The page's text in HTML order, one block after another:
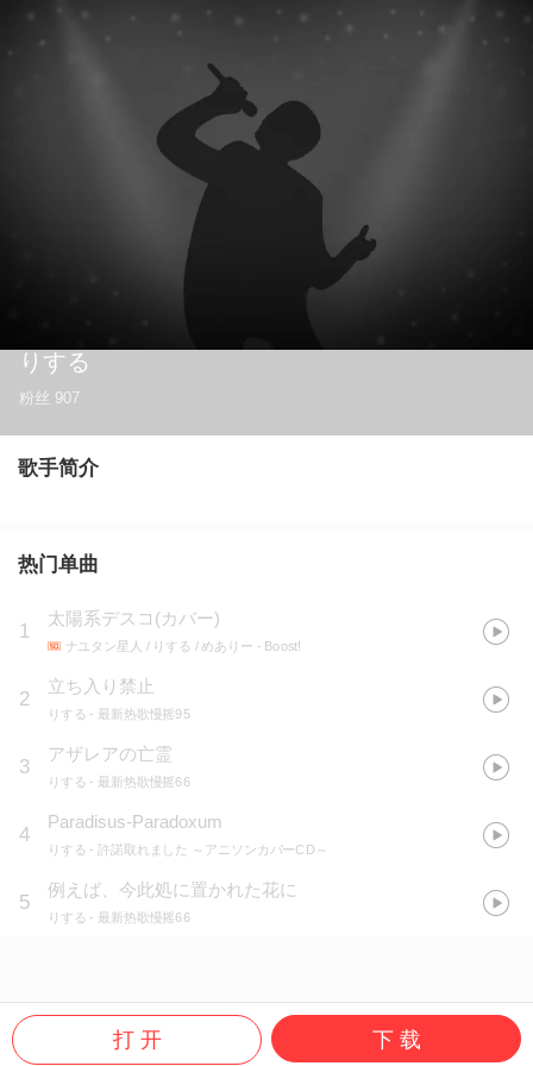
りする
粉丝 907
歌手简介
热门单曲
1
太陽系デスコ(カバー)
ナユタン星人 / りする / めありー - Boost!
2
立ち入り禁止
りする - 最新热歌慢摇95
3
アザレアの亡霊
りする - 最新热歌慢摇66
4
Paradisus-Paradoxum
りする - 許諾取れました ～アニソンカバーCD～
5
例えば、今此処に置かれた花に
りする - 最新热歌慢摇66
打 开 下 载